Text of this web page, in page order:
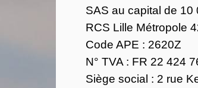
SAS au capital de 10
RCS Lille Métropole
Code APE : 2620Z
N° TVA : FR 22 424
Siège social : 2 rue